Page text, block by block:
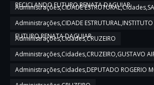
RECICLANDO FUTURO,RENATA DAGUIAR
Administrações,CIDADE
Administrações,CIDADE ESTRUTURAL,INSTITUTO
FUTURO,RENATA DAGUIAR
Administrações,Cidades,CRUZEIRO
Administrações,Cidades,CRUZEIRO,GUSTAVO
Administrações,Cidades,DEPUTADO ROGERIO